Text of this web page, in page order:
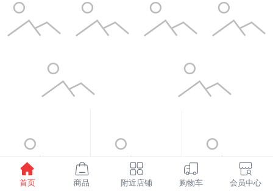
¥1598.00 ¥6.00 ¥3.50
首页 商品 附近店铺 购物车 会员中心